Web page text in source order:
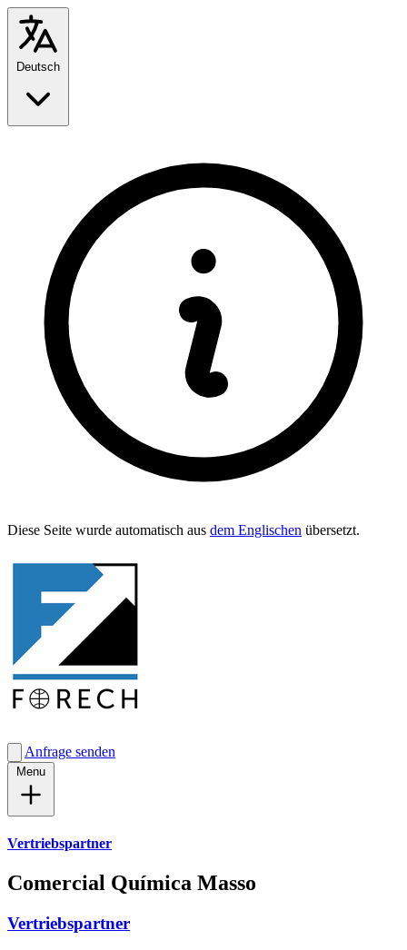
Diese Seite wurde automa­tisch aus dem Englis­chen übersetzt.
Anfrage senden
Vertriebspartner
Comercial Química Masso
Vertriebspartner